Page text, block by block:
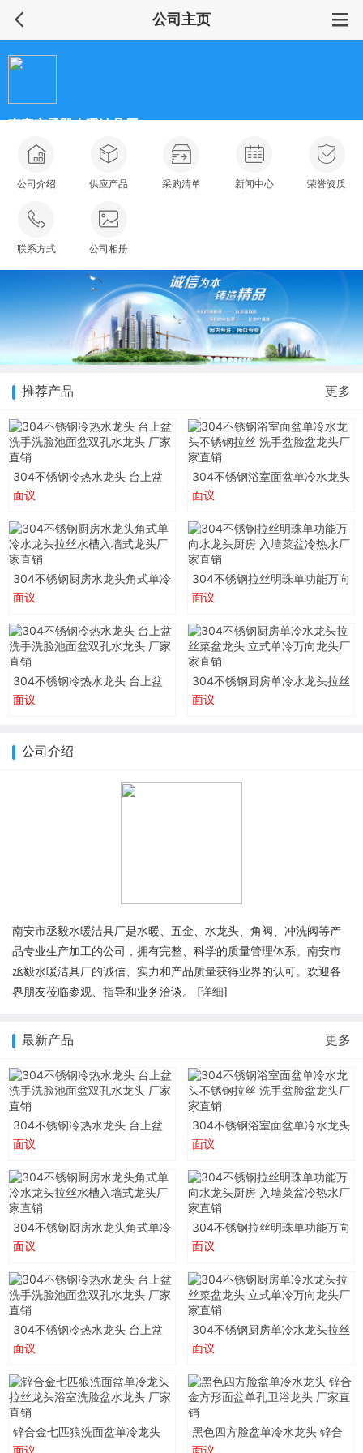
公司主页
南安市丞毅水暖洁具厂
普通会员
公司介绍 供应产品 采购清单 新闻中心 荣誉资质
联系方式 公司相册
推荐产品 更多
304不锈钢冷热水龙头 台上盆
洗手洗脸池面盆双孔水龙头 厂
家直销
面议
304不锈钢浴室面盆单冷水龙头
不锈钢拉丝 洗手盆脸盆龙头厂
家直销
面议
304不锈钢厨房水龙头角式单冷
水龙头拉丝水槽入墙式龙头厂
家直销
面议
304不锈钢拉丝明珠单功能万向
水龙头厨房 入墙菜盆冷热水厂
家直销
面议
304不锈钢冷热水龙头 台上盆
洗手洗脸池面盆双孔水龙头 厂
家直销
面议
304不锈钢厨房单冷水龙头拉丝
菜盆龙头 立式单冷万向龙头厂
家直销
面议
公司介绍
南安市丞毅水暖洁具厂是水暖、五金、水龙头、角阀、冲洗阀等产
品专业生产加工的公司，拥有完整、科学的质量管理体系。南安市
丞毅水暖洁具厂的诚信、实力和产品质量获得业界的认可。欢迎各
界朋友莅临参观、指导和业务洽谈。 [详细]
最新产品 更多
304不锈钢冷热水龙头 台上盆
洗手洗脸池面盆双孔水龙头 厂
家直销
面议
304不锈钢浴室面盆单冷水龙头
不锈钢拉丝 洗手盆脸盆龙头厂
家直销
面议
304不锈钢厨房水龙头角式单冷
水龙头拉丝水槽入墙式龙头厂
家直销
面议
304不锈钢拉丝明珠单功能万向
水龙头厨房 入墙菜盆冷热水厂
家直销
面议
304不锈钢冷热水龙头 台上盆
洗手洗脸池面盆双孔水龙头 厂
家直销
面议
304不锈钢厨房单冷水龙头拉丝
菜盆龙头 立式单冷万向龙头厂
家直销
面议
锌合金七匹狼洗面盆单冷龙头
拉丝龙头浴室洗脸盆水龙头 厂
面议
黑色四方脸盆单冷水龙头 锌合
金方形面盆单孔卫浴龙头 厂家
面议